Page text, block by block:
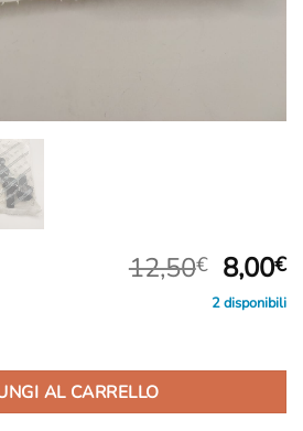
12,50€ Il
prezzo
8,00€Il
2 disponibili
AL CARRELLO